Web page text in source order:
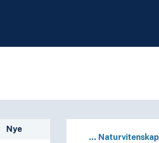
på ulike måter
Nye
for dyr
dyregrupper
... Naturvitenskap